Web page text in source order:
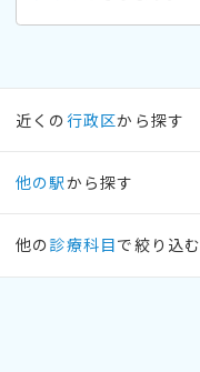
近くの 行政区から探す
他の駅から探す
他の 診療科目で絞り込む